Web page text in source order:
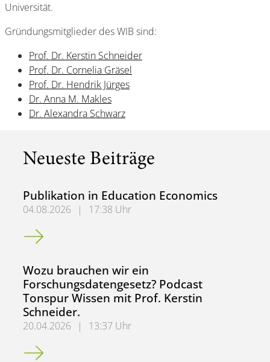
Universität.
Gründungsmitglieder des WIB sind:
Prof. Dr. Kerstin Schneider
Prof. Dr. Cornelia Gräsel
Prof. Dr. Hendrik Jürges
Dr. Anna M. Makles
Dr. Alexandra Schwarz
Neueste Beiträge
Publikation in Education Economics
04.08.2026 |
17:38 Uhr
Publikation in Education Economics
Wozu brauchen wir ein
Forschungsdatengesetz? Podcast
Tonspur Wissen mit Prof. Kerstin
Schneider.
20.04.2026 |
13:37 Uhr
Wozu brauchen wir ein Forschungsdatengesetz?